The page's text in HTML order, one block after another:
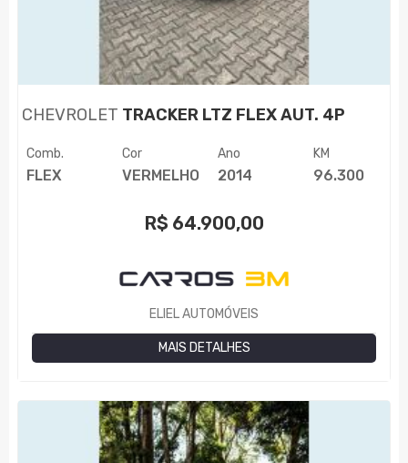
CHEVROLET TRACKER LTZ FLEX AUT. 4P
Comb.
FLEX
Cor
VERMELHO
Ano
2014
KM
96.300
R$ 64.900,00
ELIEL AUTOMÓVEIS
MAIS DETALHES